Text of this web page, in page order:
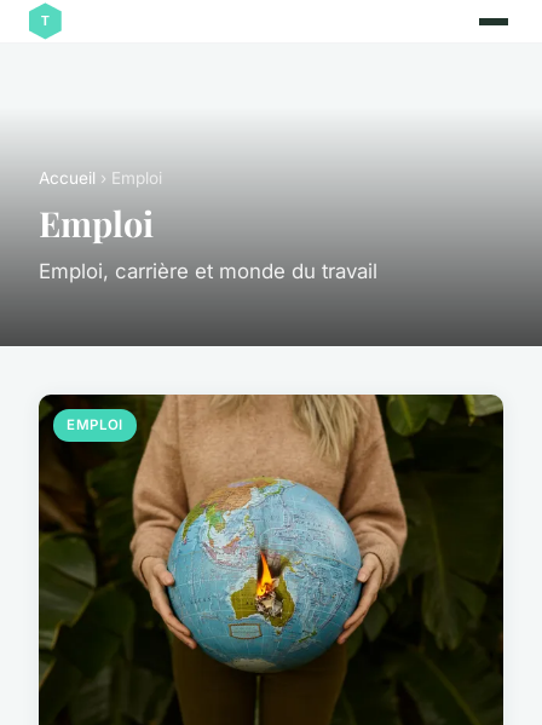
Accueil › Emploi
Emploi
Emploi, carrière et monde du travail
EMPLOI